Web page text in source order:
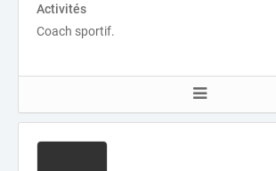
Activités
Coach sportif.